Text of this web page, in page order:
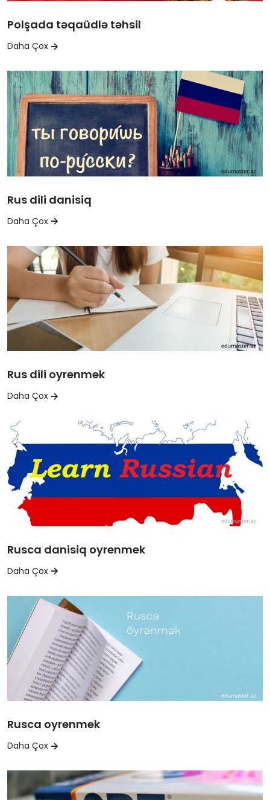
Polşada təqaüdlə təhsil
Daha Çox
Rus dili danisiq
Daha Çox
Rus dili oyrenmek
Daha Çox
Rusca danisiq oyrenmek
Daha Çox
Rusca oyrenmek
Daha Çox